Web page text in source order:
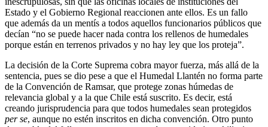
Estado y el Gobierno Regional reaccionen ante ellos. Es un fallo
que además da un mentís a todos aquellos funcionarios públicos que
decían “no se puede hacer nada contra los rellenos de humedales
porque están en terrenos privados y no hay ley que los proteja”.
La decisión de la Corte Suprema cobra mayor fuerza, más allá de la
sentencia, pues se dio pese a que el Humedal Llantén no forma parte
de la Convención de Ramsar, que protege zonas húmedas de
relevancia global y a la que Chile está suscrito. Es decir, está
creando jurisprudencia para que todos humedales sean protegidos
per se, aunque no estén inscritos en dicha convención. Otro punto